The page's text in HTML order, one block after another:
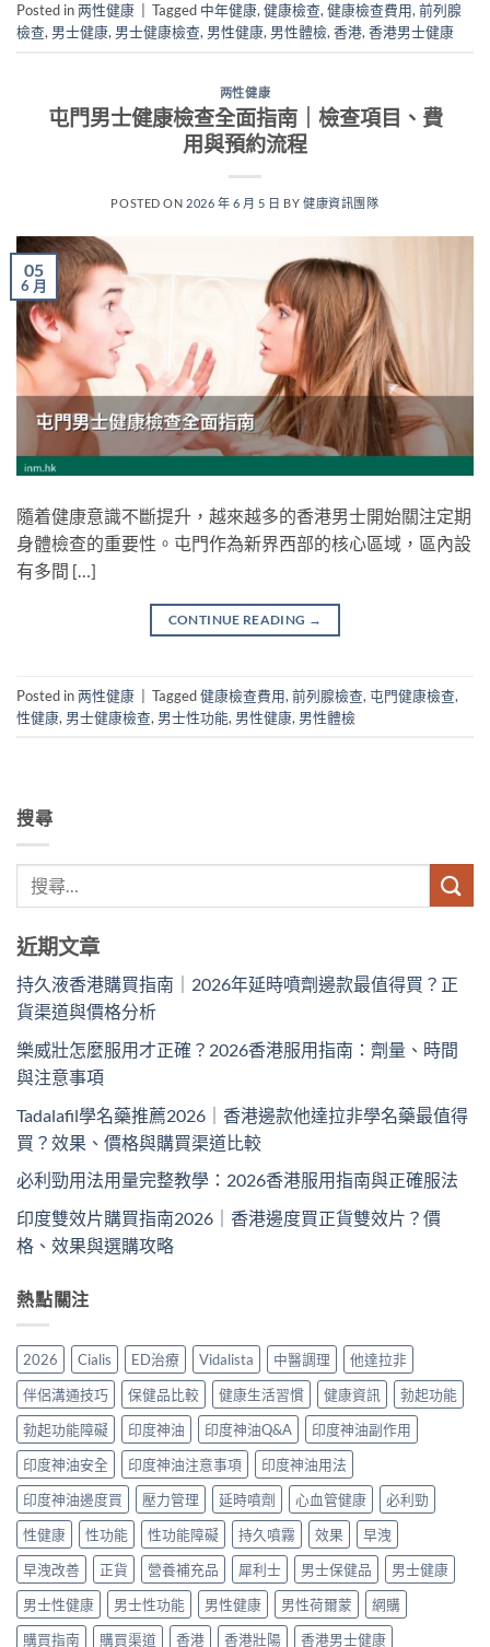
Posted in两性健康 Tagged 中年健康,健康檢查,健康檢查費用,前列腺
檢查, 男士健康, 男士健康檢查, 男性健康, 男性體檢,香港,香港男士健康
两性健康
屯門男士健康檢查全面指南｜檢查項目、費
用與預約流程
POSTED ON 2026 年 6 月 5 日 BY健康資訊團隊
05
6 月
隨着健康意識不斷提升，越來越多的香港男士開始關注定期
身體檢查的重要性。屯門作為新界西部的核心區域，區內設
有多間 […]
CONTINUE READING →
Posted in两性健康 | Tagged健康檢查費用, 前列腺檢查, 屯門健康檢查,
性健康, 男士健康檢查, 男士性功能, 男性健康, 男性體檢
搜尋
近期文章
持久液香港購買指南｜2026年延時噴劑邊款最值得買？正
貨渠道與價格分析
樂威壯怎麼服用才正確？2026香港服用指南：劑量、時間
與注意事項
Tadalafil學名藥推薦2026｜香港邊款他達拉非學名藥最值得
買？效果、價格與購買渠道比較
必利勁用法用量完整教學：2026香港服用指南與正確服法
印度雙效片購買指南2026｜香港邊度買正貨雙效片？價
格、效果與選購攻略
熱點關注
2026 Cialis ED治療 Vidalista 中醫調理
他達拉非
伴侶溝通技巧
保健品比較 健康生活習慣 健康資訊
勃起功能
勃起功能障礙
印度神油 印度神油Q&A
印度神油副作用
印度神油安全
印度神油注意事項
印度神油用法
印度神油邊度買
壓力管理 延時噴劑 心血管健康
必利勁
性健康
性功能 性功能障礙 持久噴霧 效果
早洩
早洩改善
正貨 營養補充品 犀利士 男士保健品
男士健康
男士性健康
男士性功能 男性健康 男性荷爾蒙
網購
購買指南
購買渠道 香港 香港壯陽 香港男士健康